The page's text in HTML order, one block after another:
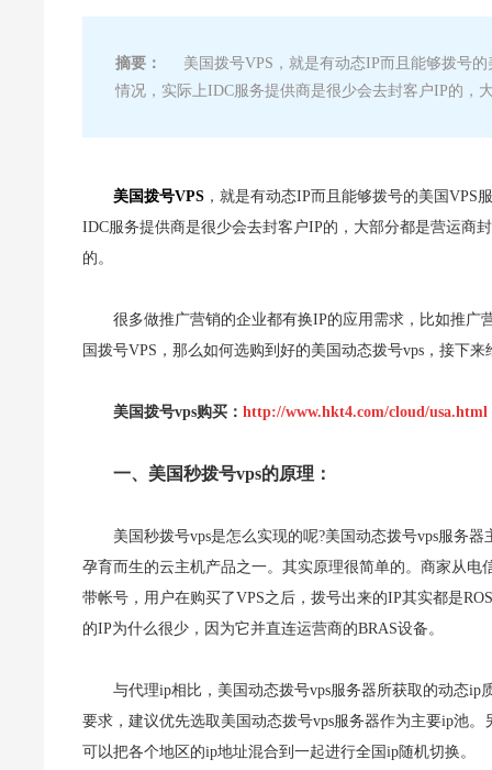
摘要：
美国拨号VPS，就是有动态IP而且能够拨号的
情况，实际上IDC服务提供商是很少会去封客户IP的，
美国拨号VPS ，就是有动态IP而且能够拨号的美国
IDC服务提供商是很少会去封客户IP的，大部分都是营运商
的。
很多做推广营销的企业都有换IP的应用需求，比如推
国拨号VPS，那么如何选购到好的美国动态拨号vps，接下
美国拨号vps购买： http://www.hkt4.com/cloud/usa.html
一、美国秒拨号vps的原理：
美国秒拨号vps是怎么实现的呢?美国动态拨号vps服务
孕育而生的云主机产品之一。其实原理很简单的。商家从
带帐号，用户在购买了VPS之后，拨号出来的IP其实都是
的IP为什么很少，因为它并直连运营商的BRAS设备。
与代理ip相比，美国动态拨号vps服务器所获取的动态
要求，建议优先选取美国动态拨号vps服务器作为主要ip池
可以把各个地区的ip地址混合到一起进行全国ip随机切换。